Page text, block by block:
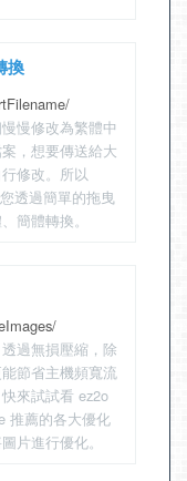
換
慢修改為繁體中
，想要傳送給大
修改。所以
透過簡單的拖曳
簡體轉換。
過無損壓縮，除
節省主機頻寬流
來試試看 ez2o
推薦的各大優化
片進行優化。